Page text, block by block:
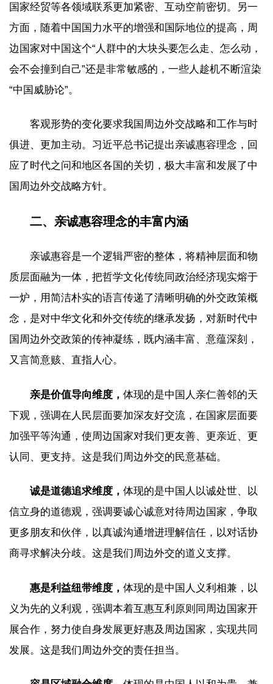
国家经贸等各领域联系更加紧密、互动空前密切。另一
方面，随着中国国力水平的增强和国际地位的提高，周
边国家对中国这个“人群中的大块头要怎么走、怎么动，
会不会撞到自己”还是非常敏感的，一些人趁机不断渲染
“中国威胁论”。
客观形势的变化要求我国周边外交战略和工作与时
俱进、更加主动。习近平总书记提出亲诚惠容理念，回
应了时代之问和地区各国的关切，极大丰富和发展了中
国周边外交战略方针。
二、亲诚惠容理念的丰富内涵
亲诚惠容是一个逻辑严密的整体，将精神层面和物
质层面融为一体，把哲学文化传统同政治经济现实熔于
一炉，用简洁朴实的语言传递了清晰明确的外交政策概
念，是对中华文化和外交传统的继承发扬，对新时代中
国周边外交政策的传神凝练，既内涵丰富、意蕴深刻，
又言简意赅、直指人心。
亲是价值导向维度， 体现的是中国人亲仁善邻的天
下观，强调在人民层面要加深友好交流，在国家层面要
加强平等沟通，使周边国家对我们更友善、更亲近、更
认同、更支持。这是我们周边外交的民意基础。
诚是道德追求维度， 体现的是中国人以诚处世、以
信立身的道德观，强调要诚心诚意对待周边国家，争取
更多朋友和伙伴，以真诚沟通增进理解信任，以对话协
商寻求解决分歧。这是我们周边外交的道义支撑。
惠是利益纽带维度， 体现的是中国人义利相兼，以
义为先的义利观，强调本着互惠互利原则同周边国家开
展合作，努力使自身发展更好惠及周边国家，实现共同
发展。这是我们周边外交的责任担当。